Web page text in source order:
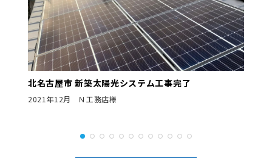
北名古屋市 新築太陽光システム工事完了
2021年12月 Ｎ工務店様